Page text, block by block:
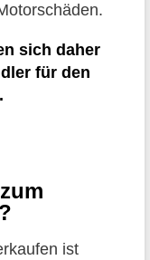
sich daher
für den
ist